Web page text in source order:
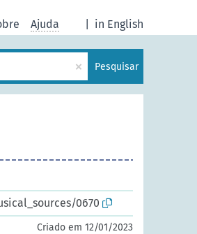
in English
Ajuda
× Pesquisar
0670
Criado em 12/01/2023